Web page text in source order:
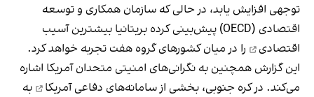
توجهی افزایش یابد، در حالی که سازمان همکاری و توسعه
اقتصادی (OECD) پیش‌بینی کرده
بریتانیا بیشترین آسیب
اقتصادی
را در میان کشورهای گروه هفت تجربه خواهد کرد.
این گزارش همچنین به نگرانی‌های امنیتی متحدان آمریکا اشاره
می‌کند. در کره جنوبی، بخشی از سامانه‌های دفاعی آمریکا
به